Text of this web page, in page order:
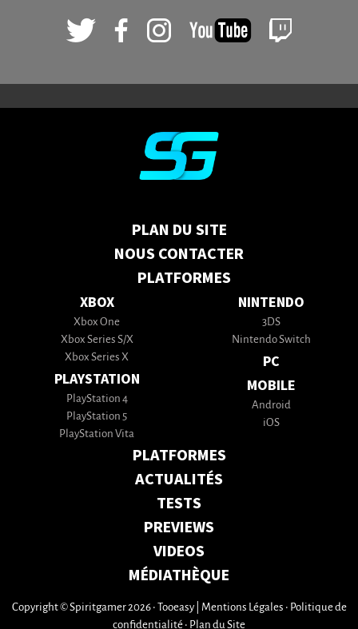
PLAN DU SITE
NOUS CONTACTER
PLATFORMES
XBOX
Xbox One
Xbox Series S/X
Xbox Series X
PLAYSTATION
PlayStation 4
PlayStation 5
PlayStation Vita
NINTENDO
3DS
Nintendo Switch
PC
MOBILE
Android
iOS
PLATFORMES
ACTUALITÉS
TESTS
PREVIEWS
VIDEOS
MÉDIATHÈQUE
Copyright © Spiritgamer 2026 • Tooeasy Mentions Légales • Politique de
confidentialité • Plan du Site